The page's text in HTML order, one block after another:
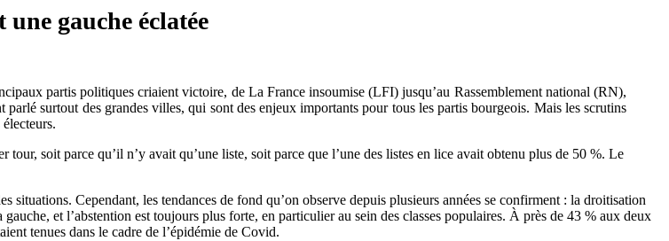
gauche éclatée
partis politiques criaient victoire, de La France insoumise (LFI) jusqu’au Rassemblement national (RN),
parlé surtout des grandes villes, qui sont des enjeux importants pour tous les partis bourgeois. Mais les scrutins
soit parce qu’il n’y avait qu’une liste, soit parce que l’une des listes en lice avait obtenu plus de 50 %. Le
situations. Cependant, les tendances de fond qu’on observe depuis plusieurs années se confirment : la droitisation
et l’abstention est toujours plus forte, en particulier au sein des classes populaires. À près de 43 % aux deux
tenues dans le cadre de l’épidémie de Covid.